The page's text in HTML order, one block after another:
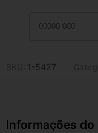
1-5427
Informações do